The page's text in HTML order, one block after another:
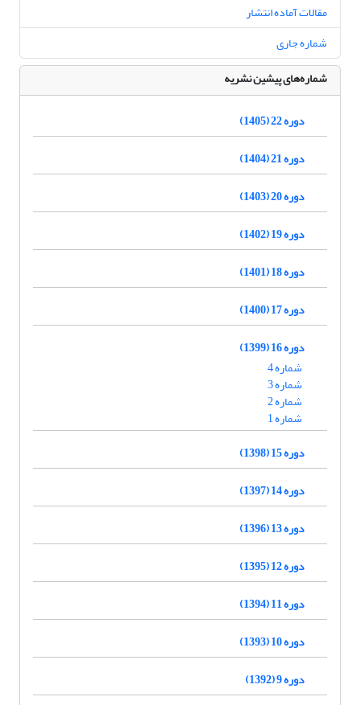
مقالات آماده انتشار
شماره جاری
شماره‌های پیشین نشریه
دوره 22 (1405)
دوره 21 (1404)
دوره 20 (1403)
دوره 19 (1402)
دوره 18 (1401)
دوره 17 (1400)
دوره 16 (1399)
شماره 4
شماره 3
شماره 2
شماره 1
دوره 15 (1398)
دوره 14 (1397)
دوره 13 (1396)
دوره 12 (1395)
دوره 11 (1394)
دوره 10 (1393)
دوره 9 (1392)